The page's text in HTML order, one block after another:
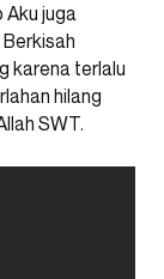
Aku juga
karena terlalu
hilang
SWT.